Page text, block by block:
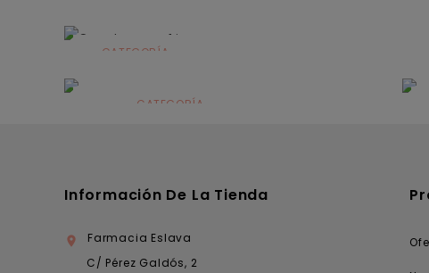
CATEGORÍA
CATEGORÍA
Información De La Tienda

Farmacia Eslava
C/ Pérez Galdós, 2